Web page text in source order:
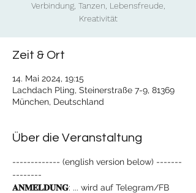
Verbindung, Tanzen, Lebensfreude,
Kreativität
Zeit & Ort
14. Mai 2024, 19:15
Lachdach Pling, Steinerstraße 7-9, 81369
München, Deutschland
Über die Veranstaltung
------------- (english version below) -------
--------
𝐀𝐍𝐌𝐄𝐋𝐃𝐔𝐍𝐆: ... wird auf Telegram/FB